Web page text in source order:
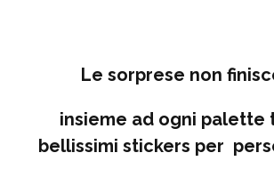
Le sorprese non
insieme ad ogni palette
bellissimi stickers per